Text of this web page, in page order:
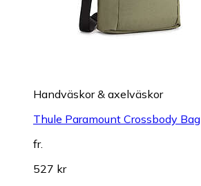
Handväskor & axelväskor
Thule Paramount Crossbody Bag
fr.
527 kr